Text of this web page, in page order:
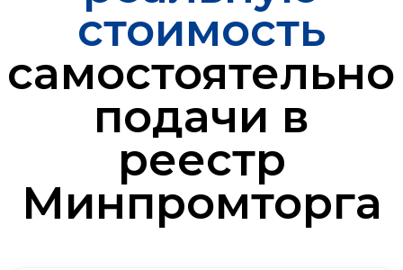
стоимость
подачи в
реестр
Минпромторга